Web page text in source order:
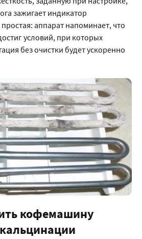
зажигает индикатор
аппарат напоминает, что
условий, при которых
без очистки будет ускоренно
кофемашину